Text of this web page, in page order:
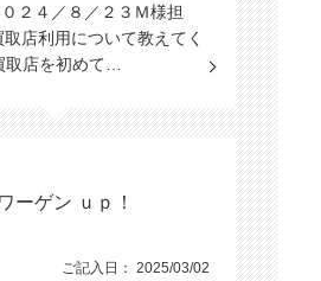
２４／８／２３Ｍ様担
店利用について教えてく
取店を初めて…
ーゲン ｕｐ！
ご記入日： 2025/03/02